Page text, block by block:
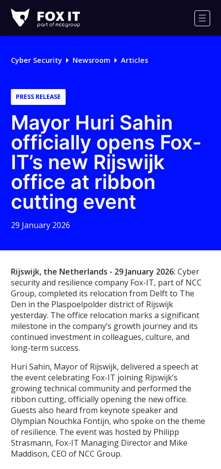
IT
Logo
Cyber Security Newsroom Articles
PRESS RELEASE
Mayor Huri Sahin
officially opens Fox-
IT’s new Rijswijk
office at ribbon
cutting event
29 January 2026
Rijswijk, the Netherlands - 29 January 2026: Cyber
security and resilience company Fox-IT, part of NCC
Group, completed its relocation from Delft to The
Den in the Plaspoelpolder district of Rijswijk
yesterday. The office relocation marks a significant
milestone in the company’s growth journey and its
continued investment in colleagues, culture, and
long-term success.
Huri Sahin, Mayor of Rijswijk, delivered a speech at
the event celebrating Fox-IT joining Rijswijk’s
growing technical community and performed the
ribbon cutting, officially opening the new office.
Guests also heard from keynote speaker and
Olympian Nouchka Fontijn, who spoke on the theme
of resilience. The event was hosted by Philipp
Strasmann, Fox-IT Managing Director and Mike
Maddison, CEO of NCC Group.